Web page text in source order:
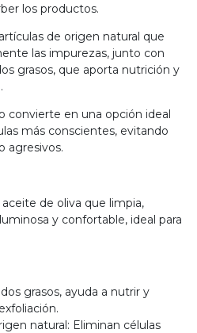
los productos.
de origen natural que
las impurezas, junto con
grasos, que aporta nutrición y
convierte en una opción ideal
más conscientes, evitando
agresivos.
de oliva que limpia,
y confortable, ideal para
grasos, ayuda a nutrir y
natural: Eliminan células